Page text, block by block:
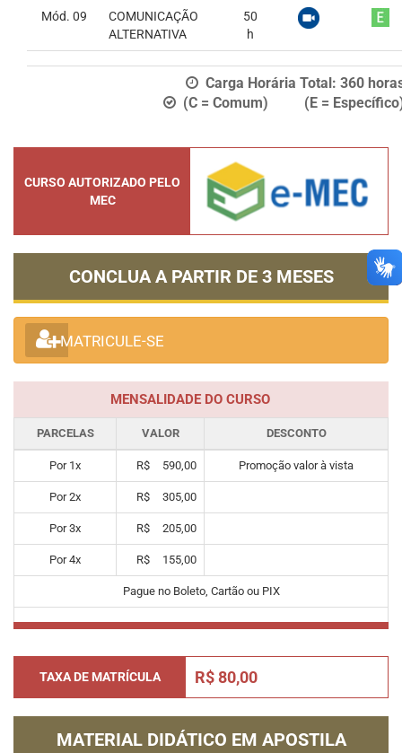
Mód. 09
COMUNICAÇÃO
ALTERNATIVA
50
h
Carga Horária Total: 360
(C = Comum) (E =
CURSO AUTORIZADO PELO
MEC
CONCLUA A PARTIR DE 3 MESES
MATRICULE-SE
MENSALIDADE DO CURSO
PARCELAS VALOR DESCONTO
Por 1x R$ 590,00 Promoção valor à vista
Por2x R$ 305,00
Por3x R$ 205,00
Por4x R$ 155,00
Pague no Boleto, Cartão ou PIX
TAXA DE MATRÍCULA R$ 80,00
MATERIAL DIDÁTICO EM APOSTILA